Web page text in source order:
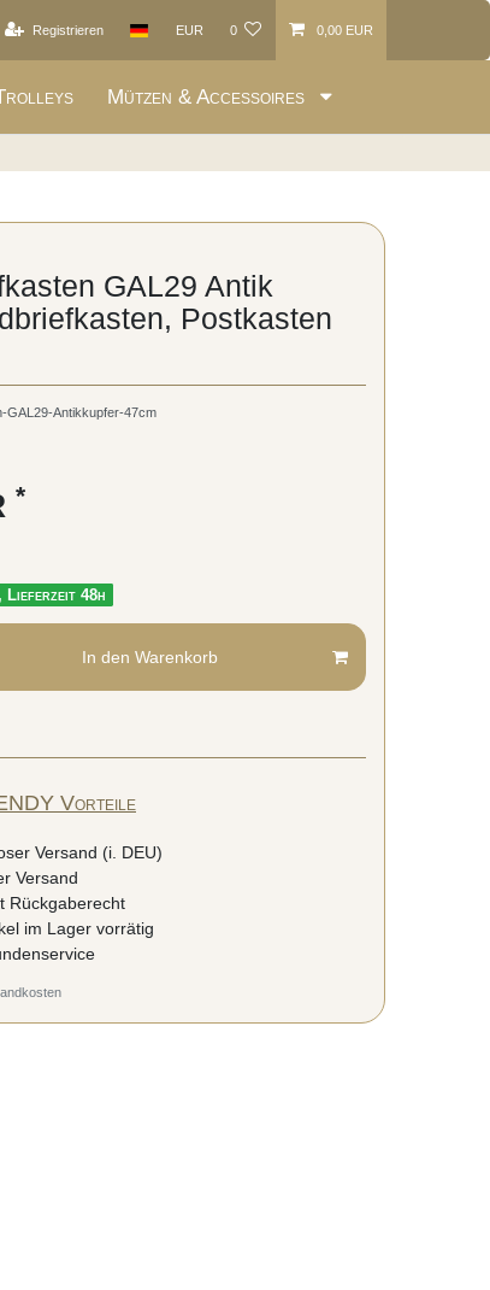
Registrieren EUR 0 0,00 EUR
Mützen & Accessoires
GAL29 Antik
Postkasten
GAL29-Antikkupfer-47cm
*
48h
In den Warenkorb
Vorteile
Versand (i. DEU)
Versand
Rückgaberecht
im Lager vorrätig